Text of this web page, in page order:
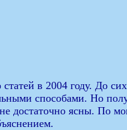
в 2004 году. До
способами. Но
достаточно ясны. По